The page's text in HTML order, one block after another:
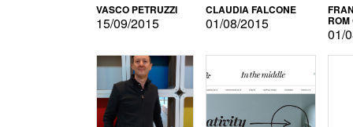
VASCO PETRUZZI
15/09/2015
CLAUDIA FALCONE
01/08/2015
01/